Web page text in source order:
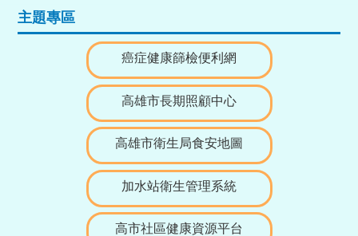
主題專區
癌症健康篩檢便利網
高雄市長期照顧中心
高雄市衛生局食安地圖
加水站衛生管理系統
高市社區健康資源平台